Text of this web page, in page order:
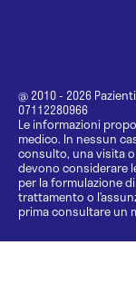
@ 2010 - 2026
07112280966
Le informazioni
medico. In nessun
consulto, una visita
devono considerare
per la formulazione
trattamento o
prima consultare un